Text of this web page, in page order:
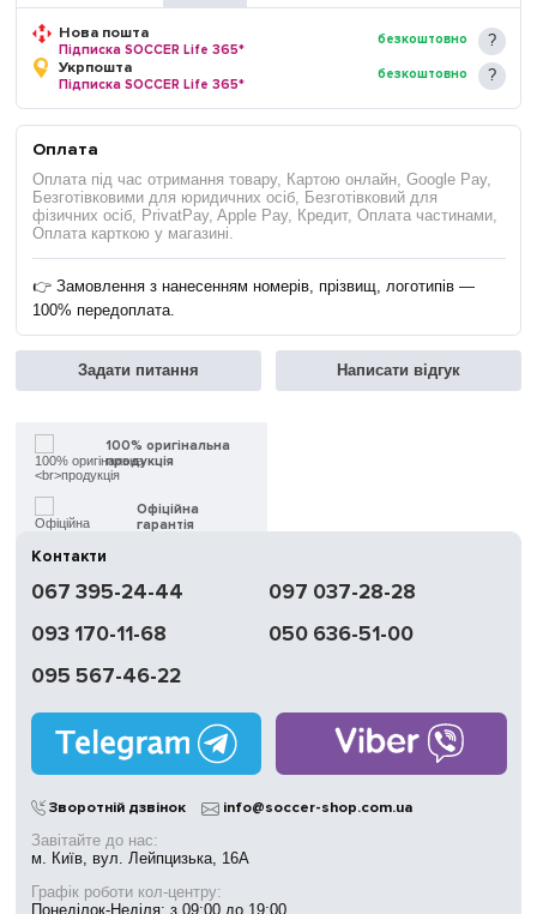
Нова пошта
Підписка SOCCER Life 365*
безкоштовно
Укрпошта
Підписка SOCCER Life 365*
безкоштовно
Оплата
Оплата під час отримання товару, Картою онлайн, Google Pay,
Безготівковими для юридичних осіб, Безготівковий для
фізичних осіб, PrivatPay, Apple Pay, Кредит, Оплата частинами,
Оплата карткою у магазині.
👉 Замовлення з нанесенням номерів, прізвищ, логотипів —
100% передоплата.
Задати питання Написати відгук
100% оригінальна
продукція
Офіційна
гарантія
доставка
Обмін | Повернення
без вихідних
у Києві
Контакти
067 395-24-44
097 037-28-28
093 170-11-68
050 636-51-00
095 567-46-22
Зворотній дзвінок info@soccer-shop.com.ua
Завітайте до нас:
м. Київ, вул. Лейпцизька, 16А
Графік роботи кол-центру:
Понеділок-Неділя: з 09:00 до 19:00.